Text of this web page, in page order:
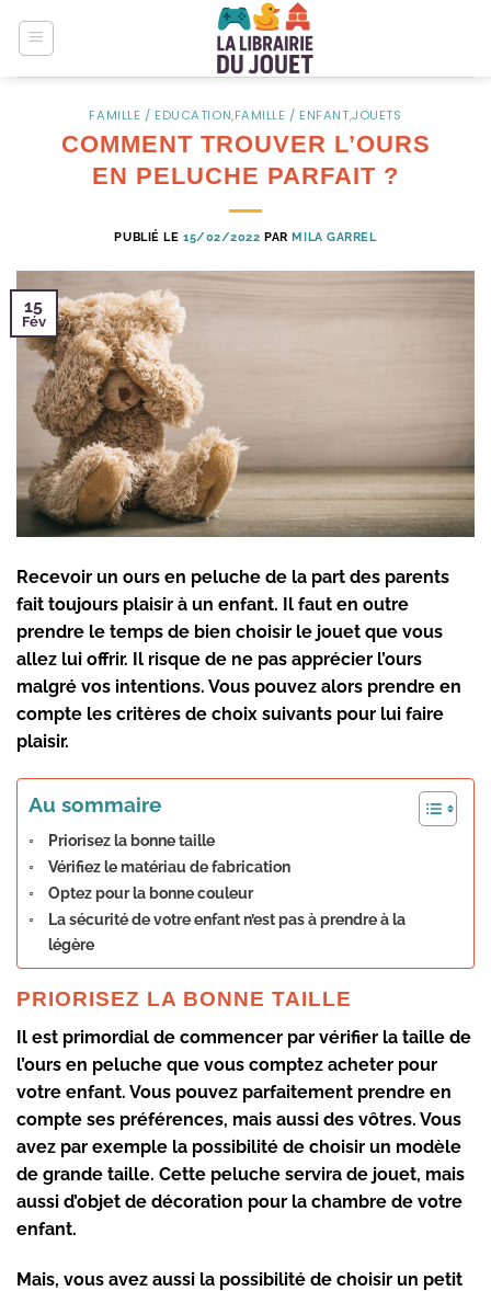
FAMILLE / EDUCATION,FAMILLE / ENFANT,JOUETS
COMMENT TROUVER L’OURS
EN PELUCHE PARFAIT ?
PUBLIÉ LE 15/02/2022 PARMILA GARREL
15
Fév
Recevoir un ours en peluche de la part des parents
fait toujours plaisir à un enfant. Il faut en outre
prendre le temps de bien choisir le jouet que vous
allez lui offrir. Il risque de ne pas apprécier l’ours
malgré vos intentions. Vous pouvez alors prendre en
compte les critères de choix suivants pour lui faire
plaisir.
Au sommaire
Priorisez la bonne taille
Vérifiez le matériau de fabrication
Optez pour la bonne couleur
La sécurité de votre enfant n’est pas à prendre à la
légère
PRIORISEZ LA BONNE TAILLE
Il est primordial de commencer par vérifier la taille de
l’ours en peluche que vous comptez acheter pour
votre enfant. Vous pouvez parfaitement prendre en
compte ses préférences, mais aussi des vôtres. Vous
avez par exemple la possibilité de choisir un modèle
de grande taille. Cette peluche servira de jouet, mais
aussi d’objet de décoration pour la chambre de votre
enfant.
Mais, vous avez aussi la possibilité de choisir un petit